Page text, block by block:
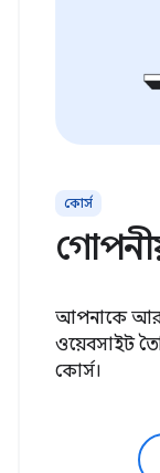
কোর্স
আপনাকে
ওয়েবসাইট
কোর্স।